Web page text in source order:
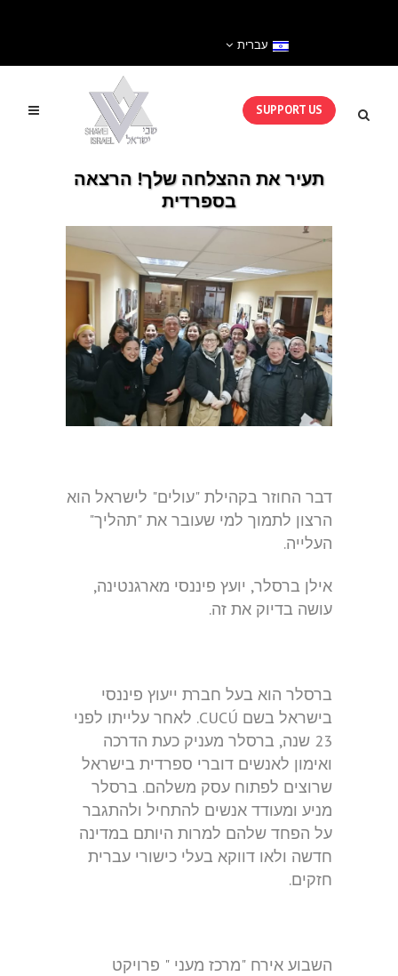
עברית
SUPPORT US
תעיר את ההצלחה שלך! הרצאה
בספרדית
דבר החוזר בקהילת "עולים" לישראל הוא
הרצון לתמוך למי שעובר את "תהליך"
העלייה.
אילן ברסלר, יועץ פיננסי מארגנטינה,
עושה בדיוק את זה.
ברסלר הוא בעל חברת ייעוץ פיננסי
בישראל בשם CUCÚ. לאחר עלייתו לפני
23 שנה, ברסלר מעניק כעת הדרכה
ואימון לאנשים דוברי ספרדית בישראל
שרוצים לפתוח עסק משלהם. ברסלר
מניע ומעודד אנשים להתחיל ולהתגבר
על הפחד שלהם למרות היותם במדינה
חדשה ולאו דווקא בעלי כישורי עברית
חזקים.
השבוע אירח "מרכז מעני " פרויקט